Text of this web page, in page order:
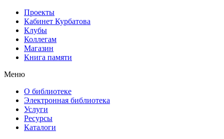
Проекты
Кабинет Курбатова
Клубы
Коллегам
Магазин
Книга памяти
Меню
О библиотеке
Электронная библиотека
Услуги
Ресурсы
Каталоги